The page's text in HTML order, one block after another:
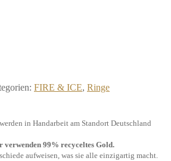
FIRE & ICE, Ringe
in Handarbeit am Standort Deutschland
99% recyceltes Gold.
aufweisen, was sie alle einzigartig macht.